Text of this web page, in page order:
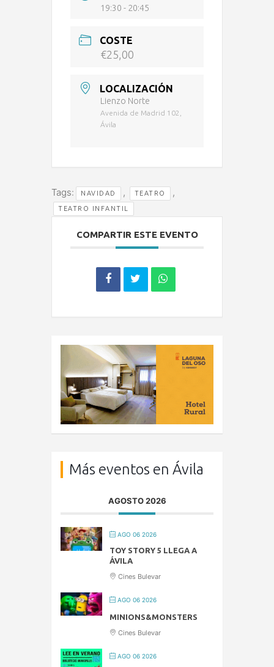
19:30 - 20:45
COSTE
€25,00
LOCALIZACIÓN
Lienzo Norte
Avenida de Madrid 102,
Ávila
Tags: NAVIDAD , TEATRO ,
TEATRO INFANTIL
COMPARTIR ESTE EVENTO
Más eventos en Ávila
AGOSTO 2026
AGO 06 2026
TOY STORY 5 LLEGA A
ÁVILA
Cines Bulevar
AGO 06 2026
MINIONS&MONSTERS
Cines Bulevar
AGO 06 2026